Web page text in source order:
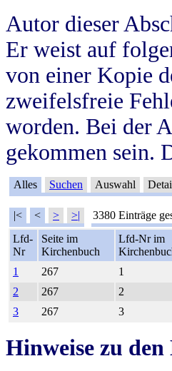
Autor dieser
Er weist auf
von einer Kopie
zweifelsfreie
worden. Bei der
gekommen sein.
Alles Suchen Auswahl
|< < > >| 3380 Einträge
Lfd-
Nr
Seite im
Kirchenbuch
Lfd-Nr im
1
267 1
2
267 2
3
267 3
Hinweise zu